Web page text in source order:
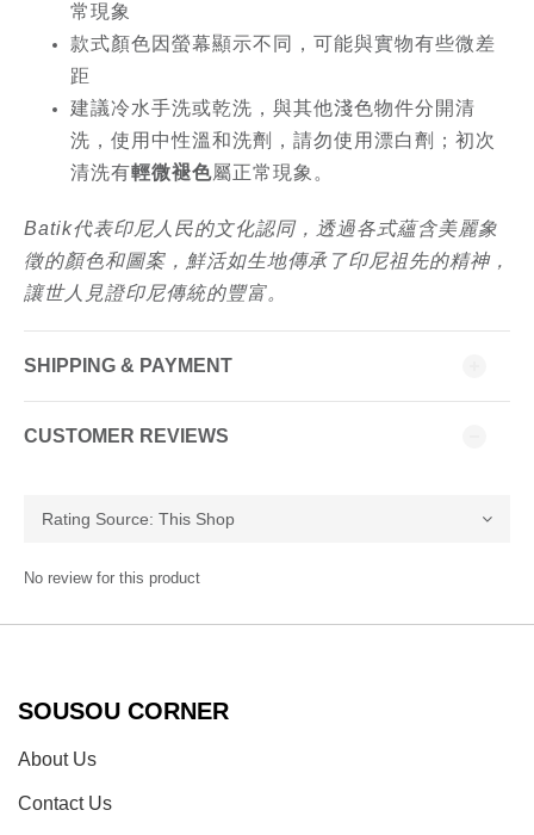
常現象
款式顏色因螢幕顯示不同，可能與實物有些微差
距
建議冷水手洗或乾洗，與其他淺色物件分開清
洗，使用中性溫和洗劑，請勿使用漂白劑；初次
清洗有輕微褪色屬正常現象。
Batik代表印尼人民的文化認同，透過各式蘊含美麗象
徵的顏色和圖案，鮮活如生地傳承了印尼祖先的精神，
讓世人見證印尼傳統的豐富。
SHIPPING & PAYMENT
CUSTOMER REVIEWS
No review for this product
SOUSOU CORNER
About Us
Contact Us